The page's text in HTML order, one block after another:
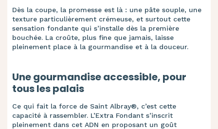
Dès la coupe, la promesse est là : une pâte souple, une
texture particulièrement crémeuse, et surtout cette
sensation fondante qui s’installe dès la première
bouchée. La croûte, plus fine que jamais, laisse
pleinement place à la gourmandise et à la douceur.
Une gourmandise accessible, pour
tous les palais
Ce qui fait la force de Saint Albray®, c’est cette
capacité à rassembler. L’Extra Fondant s’inscrit
pleinement dans cet ADN en proposant un goût